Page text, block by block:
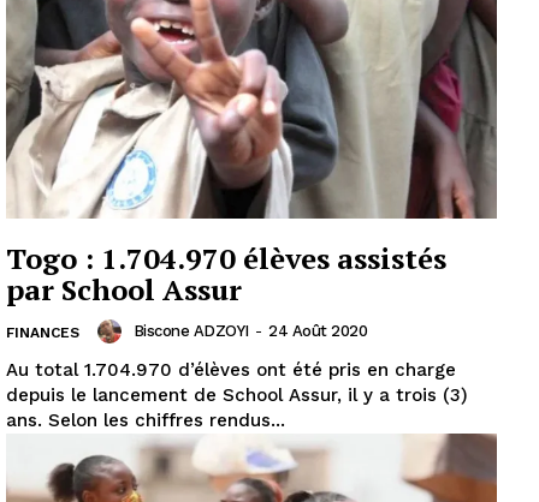
Togo : 1.704.970 élèves assistés
par School Assur
FINANCES Biscone ADZOYI - 24 Août 2020
Au total 1.704.970 d’élèves ont été pris en charge
depuis le lancement de School Assur, il y a trois (3)
ans. Selon les chiffres rendus...